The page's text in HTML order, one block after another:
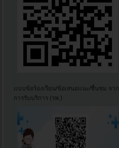
แบบข้อร้องเรียน/ข้อเสนอแนะ/ชื่นชม จาก
การรับบริการ (รพ.)